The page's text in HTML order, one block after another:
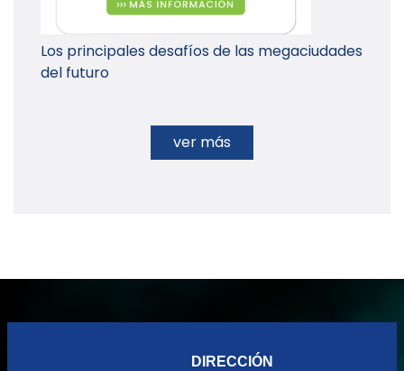
Los principales desafíos de las megaciudades
del futuro
ver más
DIRECCIÓN